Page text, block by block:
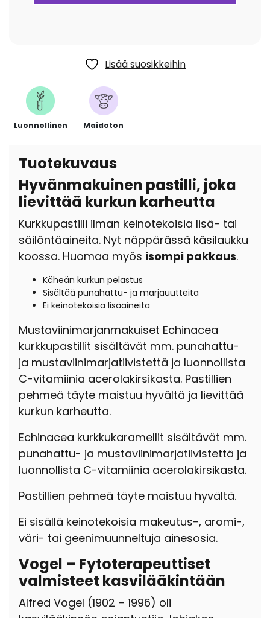
Lisää suosikkeihin
Luonnollinen Maidoton
Tuotekuvaus
Hyvänmakuinen pastilli, joka
lievittää kurkun karheutta
Kurkkupastilli ilman keinotekoisia lisä- tai
säilöntäaineita. Nyt näppärässä käsilaukku
koossa. Huomaa myös isompi pakkaus.
Käheän kurkun pelastus
Sisältää punahattu- ja marjauutteita
Ei keinotekoisia lisäaineita
Mustaviinimarjanmakuiset Echinacea
kurkkupastillit sisältävät mm. punahattu-
ja mustaviinimarjatiivistettä ja luonnollista
C-vitamiinia acerolakirsikasta. Pastillien
pehmeä täyte maistuu hyvältä ja lievittää
kurkun karheutta.
Echinacea kurkkukaramellit sisältävät mm.
punahattu- ja mustaviinimarjatiivistettä ja
luonnollista C-vitamiinia acerolakirsikasta.
Pastillien pehmeä täyte maistuu hyvältä.
Ei sisällä keinotekoisia makeutus-, aromi-,
väri- tai geenimuunneltuja ainesosia.
Vogel – Fytoterapeuttiset
valmisteet kasvilääkintään
Alfred Vogel (1902 – 1996) oli